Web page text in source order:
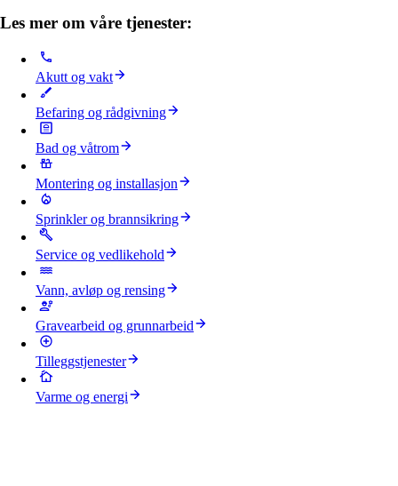
Les mer om våre tjenester:
Akutt og vakt
Befaring og rådgivning
Bad og våtrom
Montering og installasjon
Sprinkler og brannsikring
Service og vedlikehold
Vann, avløp og rensing
Gravearbeid og grunnarbeid
Tilleggstjenester
Varme og energi